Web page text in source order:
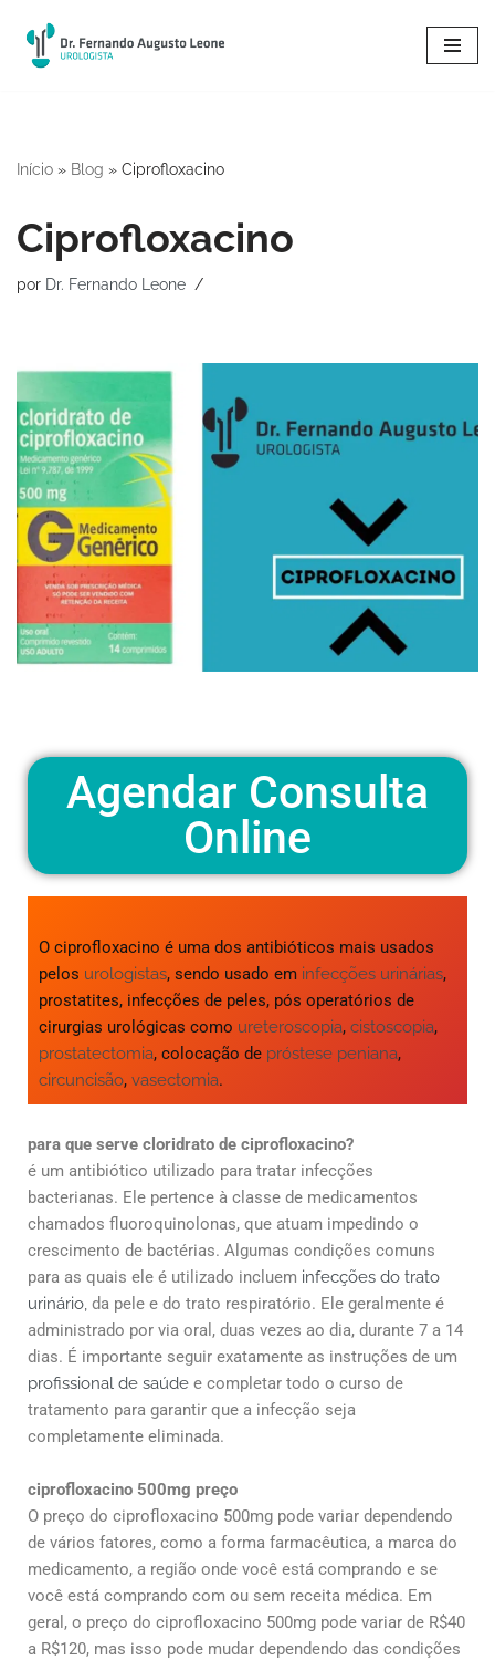
Pular
Início » Blog » Ciprofloxacino
Ciprofloxacino
por Dr. Fernando Leone
Agendar Consulta
Online
O ciprofloxacino é uma dos antibióticos mais usados
pelos urologistas, sendo usado em infecções urinárias,
prostatites, infecções de peles, pós operatórios de
cirurgias urológicas como ureteroscopia, cistoscopia,
prostatectomia, colocação de próstese peniana,
circuncisão, vasectomia.
para que serve cloridrato de ciprofloxacino?
é um antibiótico utilizado para tratar infecções
bacterianas. Ele pertence à classe de medicamentos
chamados fluoroquinolonas, que atuam impedindo o
crescimento de bactérias. Algumas condições comuns
para as quais ele é utilizado incluem infecções do trato
urinário, da pele e do trato respiratório. Ele geralmente é
administrado por via oral, duas vezes ao dia, durante 7 a 14
dias. É importante seguir exatamente as instruções de um
profissional de saúde e completar todo o curso de
tratamento para garantir que a infecção seja
completamente eliminada.
ciprofloxacino 500mg preço
O preço do ciprofloxacino 500mg pode variar dependendo
de vários fatores, como a forma farmacêutica, a marca do
medicamento, a região onde você está comprando e se
você está comprando com ou sem receita médica. Em
geral, o preço do ciprofloxacino 500mg pode variar de R$40
a R$120, mas isso pode mudar dependendo das condições